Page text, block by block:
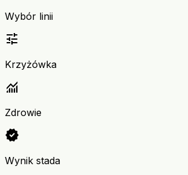
Wybór linii
tune
Krzyżówka
monitoring
Zdrowie
verified
Wynik stada